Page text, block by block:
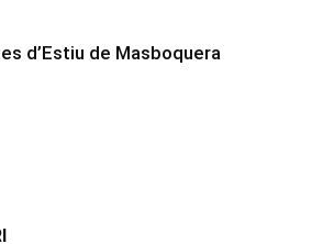
d’Estiu de Masboquera